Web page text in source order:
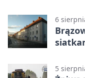
6
5